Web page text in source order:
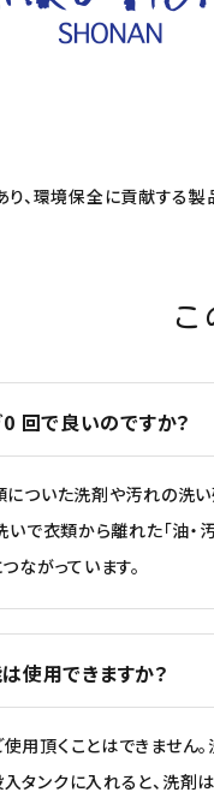
、環境保全に貢献する製
こ
回で良いのですか？
についた洗剤や汚れの洗
いで衣類から離れた「
ながっています。
使用できますか？
用頂くことはできません
タンクに入れると、洗剤